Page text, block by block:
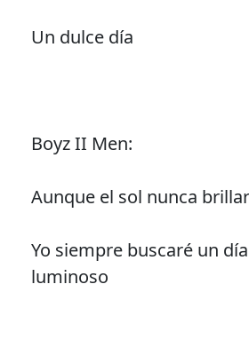
Un dulce día
Boyz II Men:
Aunque el sol nunca
Yo siempre buscaré un
luminoso